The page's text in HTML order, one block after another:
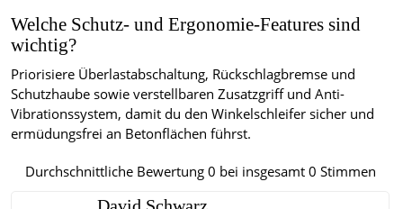
Welche Schutz- und Ergonomie-Features sind
wichtig?
Priorisiere Überlastabschaltung, Rückschlagbremse und
Schutzhaube sowie verstellbaren Zusatzgriff und Anti-
Vibrationssystem, damit du den Winkelschleifer sicher und
ermüdungsfrei an Betonflächen führst.
Durchschnittliche Bewertung0 bei insgesamt0 Stimmen